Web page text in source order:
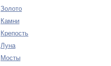
Золото
Камни
Крепость
Луна
Мосты